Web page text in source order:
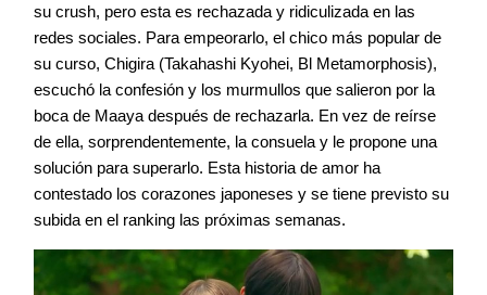
su crush, pero esta es rechazada y ridiculizada en las
redes sociales. Para empeorarlo, el chico más popular de
su curso, Chigira (Takahashi Kyohei, Bl Metamorphosis),
escuchó la confesión y los murmullos que salieron por la
boca de Maaya después de rechazarla. En vez de reírse
de ella, sorprendentemente, la consuela y le propone una
solución para superarlo. Esta historia de amor ha
contestado los corazones japoneses y se tiene previsto su
subida en el ranking las próximas semanas.